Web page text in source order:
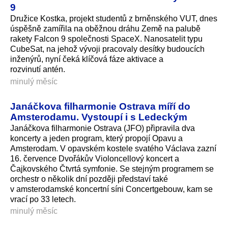
9
Družice Kostka, projekt studentů z brněnského VUT, dnes
úspěšně zamířila na oběžnou dráhu Země na palubě
rakety Falcon 9 společnosti SpaceX. Nanosatelit typu
CubeSat, na jehož vývoji pracovaly desítky budoucích
inženýrů, nyní čeká klíčová fáze aktivace a
rozvinutí antén.
minulý měsíc
Janáčkova filharmonie Ostrava míří do
Amsterodamu. Vystoupí i s Ledeckým
Janáčkova filharmonie Ostrava (JFO) připravila dva
koncerty a jeden program, který propojí Opavu a
Amsterodam. V opavském kostele svatého Václava zazní
16. července Dvořákův Violoncellový koncert a
Čajkovského Čtvrtá symfonie. Se stejným programem se
orchestr o několik dní později představí také
v amsterodamské koncertní síni Concertgebouw, kam se
vrací po 33 letech.
minulý měsíc